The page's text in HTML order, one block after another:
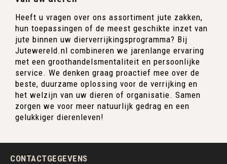
Heeft u vragen over ons assortiment jute zakken,
hun toepassingen of de meest geschikte inzet van
jute binnen uw dierverrijkingsprogramma? Bij
Jutewereld.nl combineren we jarenlange ervaring
met een groothandelsmentaliteit en persoonlijke
service. We denken graag proactief mee over de
beste, duurzame oplossing voor de verrijking en
het welzijn van uw dieren of organisatie. Samen
zorgen we voor meer natuurlijk gedrag en een
gelukkiger dierenleven!
CONTACTGEGEVENS